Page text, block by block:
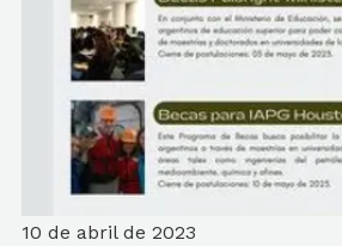
10 de abril de 2023